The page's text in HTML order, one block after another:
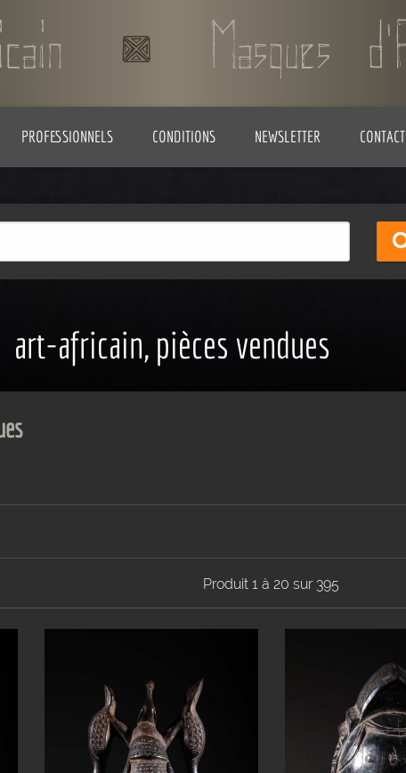
PROFESSIONNELS CONDITIONS NEWSLETTER CONTACT
art-africain, pièces vendues
Produit 1 à 20 sur 395